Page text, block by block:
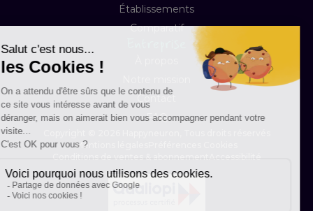
Établissements
Comparatif
Contact
FAQ
Mentions légales